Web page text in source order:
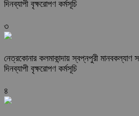
দিনব্যাপী বৃক্ষরোপণ কর্মসূচি
৩
নেত্রকোনার কলমাকান্দায় স্বপ্নপুরী
দিনব্যাপী বৃক্ষরোপণ কর্মসূচি
৪